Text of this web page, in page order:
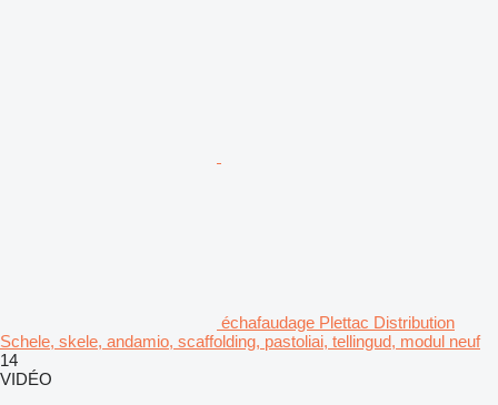
échafaudage Plettac Distribution
Schele, skele, andamio, scaffolding, pastoliai, tellingud, modul neuf
14
VIDÉO